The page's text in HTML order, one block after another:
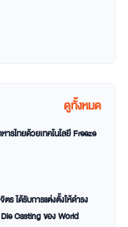
ดูทั้งหมด
รไทยด้วยเทคโนโลยี Freeze
ได้รับการแต่งตั้งให้ดำรง
Casting ของ World